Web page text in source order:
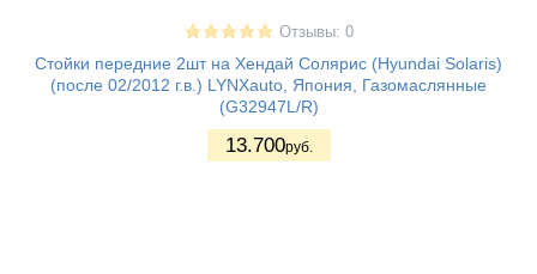
Отзывы: 0
Стойки передние 2шт на Хендай Солярис (Hyundai Solaris)
(после 02/2012 г.в.) LYNXauto, Япония, Газомаслянные
(G32947L/R)
13.700руб.